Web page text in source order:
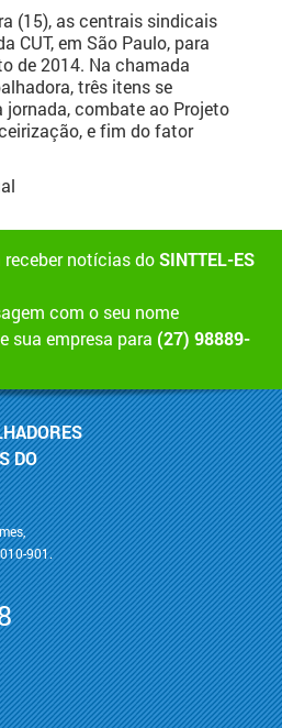
(15), as centrais sindicais
CUT, em São Paulo, para
de 2014. Na chamada
três itens se
combate ao Projeto
e fim do fator
receber notícias doSINTTEL-ES
com o seu nome
sua empresa para (27) 98889-
DO
901.